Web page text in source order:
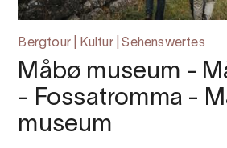
Bergtour | Kultur | Sehenswertes
Måbø museum -
- Fossatromma -
museum